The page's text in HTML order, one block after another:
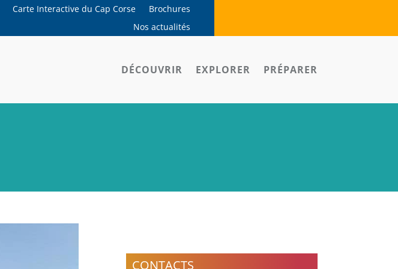
Carte Interactive du Cap Corse
Brochures
Nos actualités
DÉCOUVRIR EXPLORER PRÉPARER
CONTACTS